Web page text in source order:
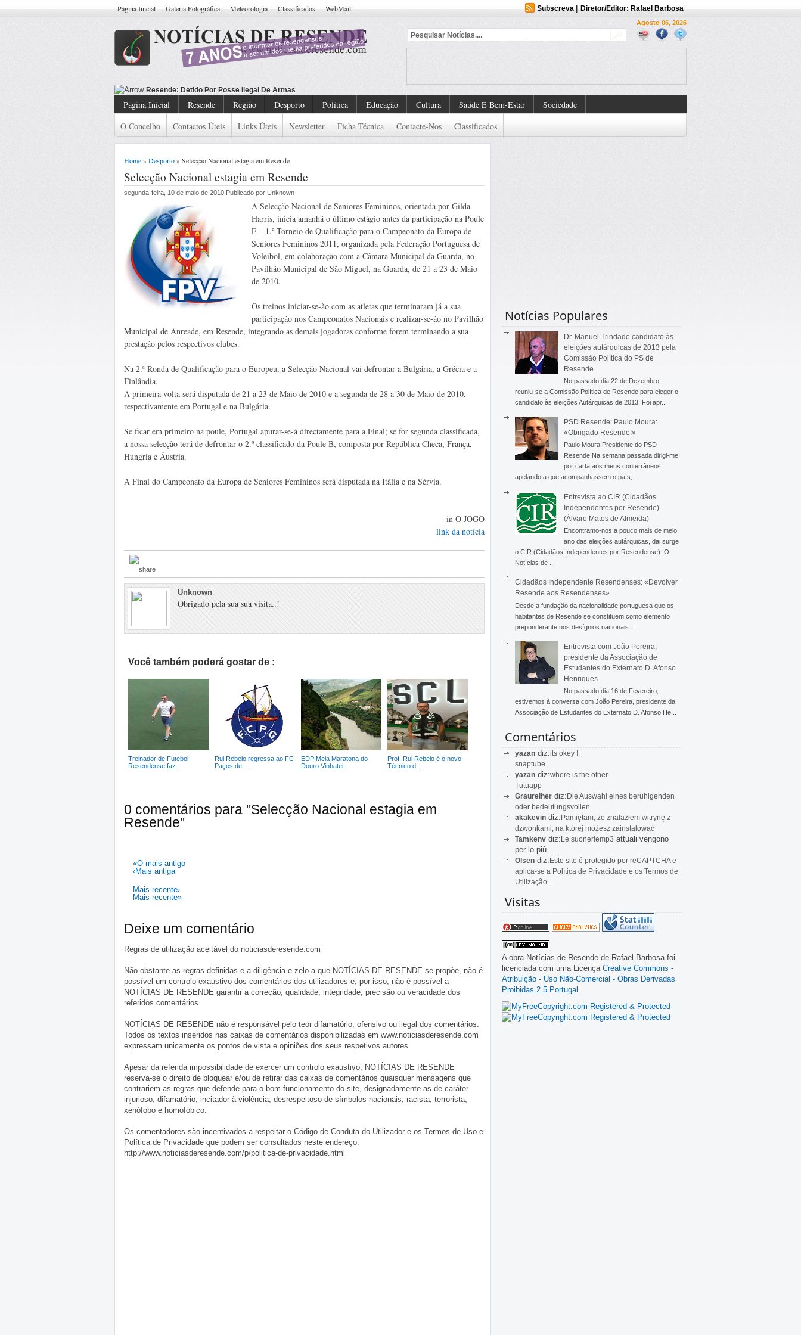
Página Inicial Galeria Fotográfica Meteorologia Classificados WebMail Subscreva| Diretor/Editor: Rafael Barbosa
Agosto 06, 2026
Resend
Página Inicial Resende Região Desporto Política Educação Cultura Saúde E Bem-Estar
Sociedade
O Concelho
Contactos Úteis Links Úteis Newsletter Ficha Técnica Contacte-Nos Classificados
Home»Desporto» Selecção Nacional estagia em Resende
Selecção Nacional estagia em Resende
segunda-feira, 10 de maio de 2010 Publicado por Unknown
A Selecção Nacional de Seniores Femininos, orientada por Gilda
Harris, inicia amanhã o último estágio antes da participação na Poule
F – 1.º Torneio de Qualificação para o Campeonato da Europa de
Seniores Femininos 2011, organizada pela Federação Portuguesa de
Voleibol, em colaboração com a Câmara Municipal da Guarda, no
Pavilhão Municipal de São Miguel, na Guarda, de 21 a 23 de Maio
de 2010.
Os treinos iniciar-se-ão com as atletas que terminaram já a sua
participação nos Campeonatos Nacionais e realizar-se-ão no Pavilhão
Municipal de Anreade, em Resende, integrando as demais jogadoras conforme forem terminando a sua
prestação pelos respectivos clubes.
Na 2.ª Ronda de Qualificação para o Europeu, a Selecção Nacional vai defrontar a Bulgária, a Grécia e a
Finlândia.
A primeira volta será disputada de 21 a 23 de Maio de 2010 e a segunda de 28 a 30 de Maio de 2010,
respectivamente em Portugal e na Bulgária.
Se ficar em primeiro na poule, Portugal apurar-se-á directamente para a Final; se for segunda classificada,
a nossa selecção terá de defrontar o 2.º classificado da Poule B, composta por República Checa, França,
Hungria e Áustria.
A Final do Campeonato da Europa de Seniores Femininos será disputada na Itália e na Sérvia.
in O JOGO
link da notícia
Unknown
Obrigado pela sua sua visita..!
Você também poderá gostar de :
Treinador de Futebol
Resendense faz...
Rui Rebelo regressa ao FC
Paços de ...
EDP Meia Maratona do
Douro Vinhatei...
Prof. Rui Rebelo é o novo
Técnico d...
0 comentários para "Selecção Nacional estagia em
Resende"
«O mais antigo
‹Mais antiga
Mais recente›
Mais recente»
Deixe um comentário
Regras de utilização aceitável do noticiasderesende.com
Não obstante as regras definidas e a diligência e zelo a que NOTÍCIAS DE RESENDE se propõe, não é
possível um controlo exaustivo dos comentários dos utilizadores e, por isso, não é possível a
NOTÍCIAS DE RESENDE garantir a correção, qualidade, integridade, precisão ou veracidade dos
referidos comentários.
NOTÍCIAS DE RESENDE não é responsável pelo teor difamatório, ofensivo ou ilegal dos comentários.
Todos os textos inseridos nas caixas de comentários disponibilizadas em www.noticiasderesende.com
expressam unicamente os pontos de vista e opiniões dos seus respetivos autores.
Apesar da referida impossibilidade de exercer um controlo exaustivo, NOTÍCIAS DE RESENDE
reserva-se o direito de bloquear e/ou de retirar das caixas de comentários quaisquer mensagens que
contrariem as regras que defende para o bom funcionamento do site, designadamente as de caráter
injurioso, difamatório, incitador à violência, desrespeitoso de símbolos nacionais, racista, terrorista,
xenófobo e homofóbico.
Os comentadores são incentivados a respeitar o Código de Conduta do Utilizador e os Termos de Uso e
Política de Privacidade que podem ser consultados neste endereço:
http://www.noticiasderesende.com/p/politica-de-privacidade.html
Notícias Populares
Dr. Manuel Trindade candidato às
eleições autárquicas de 2013 pela
Comissão Política do PS de
Resende
No passado dia 22 de Dezembro
reuniu-se a Comissão Política de Resende para eleger o
candidato às eleições Autárquicas de 2013. Foi apr...
PSD Resende: Paulo Moura:
«Obrigado Resende!»
Paulo Moura Presidente do PSD
Resende Na semana passada dirigi-me
por carta aos meus conterrâneos,
apelando a que acompanhassem o país, ...
Entrevista ao CIR (Cidadãos
Independentes por Resende)
(Álvaro Matos de Almeida)
Encontramo-nos a pouco mais de meio
ano das eleições autárquicas, dai surge
o CIR (Cidadãos Independentes por Resendense). O
Notícias de ...
Cidadãos Independente Resendenses: «Devolver
Resende aos Resendenses»
Desde a fundação da nacionalidade portuguesa que os
habitantes de Resende se constituem como elemento
preponderante nos desígnios nacionais ...
Entrevista com João Pereira,
presidente da Associação de
Estudantes do Externato D. Afonso
Henriques
No passado dia 16 de Fevereiro,
estivemos à conversa com João Pereira, presidente da
Associação de Estudantes do Externato D. Afonso He...
Comentários
yazan diz:its okey !
snaptube
yazan diz:where is the other
Tutuapp
Graureiher diz:Die Auswahl eines beruhigenden
oder bedeutungsvollen
akakevin diz:Pamiętam, że znalazłem witrynę z
dzwonkami, na której możesz zainstalować
Tamkenv diz:Le suoneriemp3 attuali vengono
per lo più...
Olsen diz:Este site é protegido por reCAPTCHA e
aplica-se a Política de Privacidade e os Termos de
Utilização...
Visitas
A obra Notícias de Resende de Rafael Barbosa foi
licenciada com uma Licença Creative Commons -
Atribuição - Uso Não-Comercial - Obras Derivadas
Proibidas 2.5 Portugal